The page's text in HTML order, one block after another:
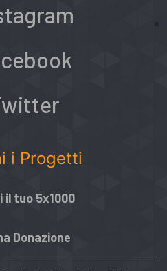
i Progetti
il tuo 5x1000
Donazione